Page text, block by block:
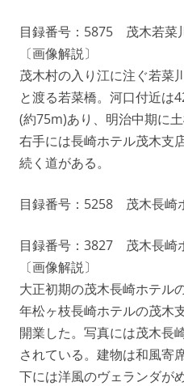
目録番号：5875 茂木若菜
〔画像解説〕
茂木村の入り江に注ぐ若菜
と渡る若菜橋。河口付近は
(約75m)あり、明治中期に
右手には長崎ホテル茂木支
続く道がある。
目録番号：5258 茂木長崎
目録番号：3827 茂木長崎
〔画像解説〕
大正初期の茂木長崎ホテル
年松ヶ枝長崎ホテルの茂木
開業した。写真には茂木長
されている。建物は和風寄
下には洋風のヴェランダが